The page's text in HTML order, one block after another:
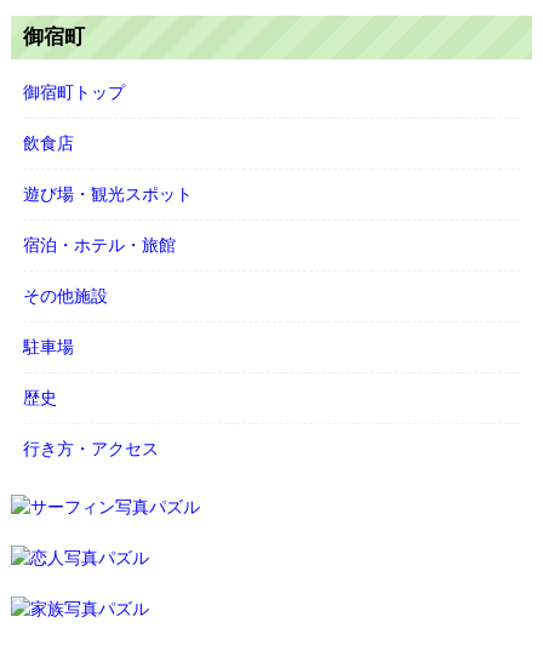
御宿町
御宿町トップ
飲食店
遊び場・観光スポット
宿泊・ホテル・旅館
その他施設
駐車場
歴史
行き方・アクセス